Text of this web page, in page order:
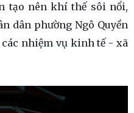
tạo nên khí thế sôi nổi,
dân phường Ngô Quyền
nhiệm vụ kinh tế - xã